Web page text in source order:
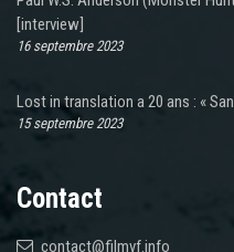
[interview]
16 septembre 2023
Lost in translation a 20 ans : «
15 septembre 2023
Contact
contact@filmvf.info